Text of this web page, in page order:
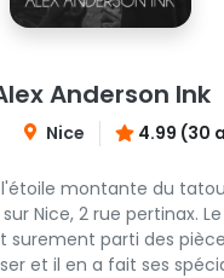
Anderson Ink
Nice 4.99 (30
l'étoile montante du
Le portrait et
surement parti des
et il en a fait ses